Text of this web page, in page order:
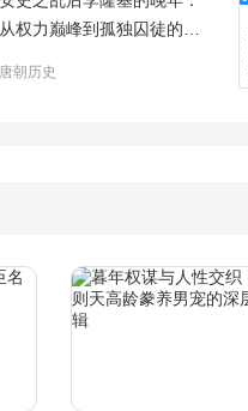
从权力巅峰到孤独囚徒的陨
唐朝历史